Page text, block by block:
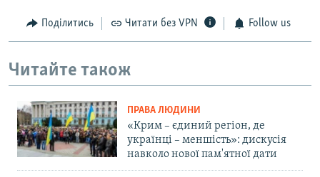
Поділитись Читати без VPN Follow us
Читайте також
ПРАВА ЛЮДИНИ
«Крим – єдиний регіон, де
українці – меншість»: дискусія
навколо нової пам'ятної дати